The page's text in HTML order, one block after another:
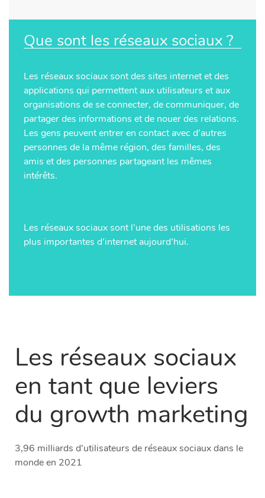
Que sont les réseaux sociaux ?
Les réseaux sociaux sont des sites internet et des
applications qui permettent aux utilisateurs et aux
organisations de se connecter, de communiquer, de
partager des informations et de nouer des relations.
Les gens peuvent entrer en contact avec d’autres
personnes de la même région, des familles, des
amis et des personnes partageant les mêmes
intérêts.
Les réseaux sociaux sont l’une des utilisations les
plus importantes d’internet aujourd’hui.
Les réseaux sociaux
en tant que leviers
du growth marketing
3,96 milliards d’utilisateurs de réseaux sociaux dans le
monde en 2021